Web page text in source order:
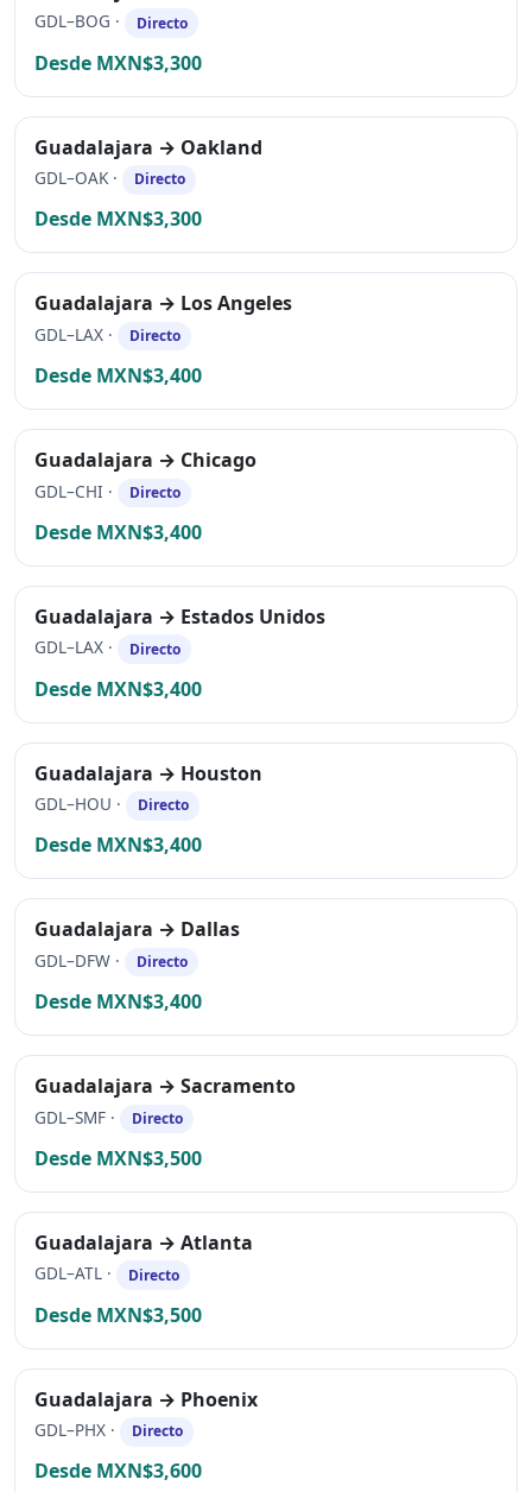
GDL–BOG · Directo
Desde MXN$3,300
Guadalajara → Oakland
GDL–OAK · Directo
Desde MXN$3,300
Guadalajara → Los Angeles
GDL–LAX · Directo
Desde MXN$3,400
Guadalajara → Chicago
GDL–CHI · Directo
Desde MXN$3,400
Guadalajara → Estados Unidos
GDL–LAX · Directo
Desde MXN$3,400
Guadalajara → Houston
GDL–HOU · Directo
Desde MXN$3,400
Guadalajara → Dallas
GDL–DFW · Directo
Desde MXN$3,400
Guadalajara → Sacramento
GDL–SMF · Directo
Desde MXN$3,500
Guadalajara → Atlanta
GDL–ATL · Directo
Desde MXN$3,500
Guadalajara → Phoenix
GDL–PHX · Directo
Desde MXN$3,600